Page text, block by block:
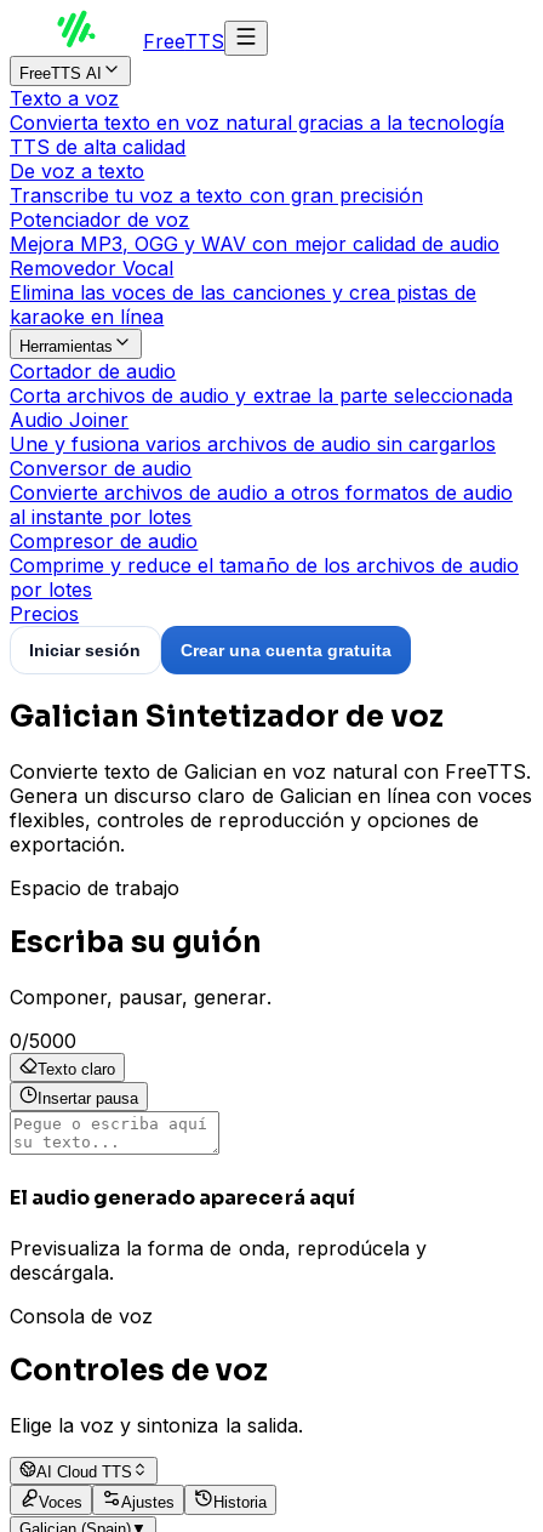
FreeTTS
FreeTTS AI
Texto a voz
Convierta texto en voz natural gracias a la tecnología
TTS de alta calidad
De voz a texto
Transcribe tu voz a texto con gran precisión
Potenciador de voz
Mejora MP3, OGG y WAV con mejor calidad de audio
Removedor Vocal
Elimina las voces de las canciones y crea pistas de
karaoke en línea
Herramientas
Cortador de audio
Corta archivos de audio y extrae la parte seleccionada
Audio Joiner
Une y fusiona varios archivos de audio sin cargarlos
Conversor de audio
Convierte archivos de audio a otros formatos de audio
al instante por lotes
Compresor de audio
Comprime y reduce el tamaño de los archivos de audio
por lotes
Precios
Iniciar sesión Crear una cuenta gratuita
Galician Sintetizador de voz
Convierte texto de Galician en voz natural con FreeTTS.
Genera un discurso claro de Galician en línea con voces
flexibles, controles de reproducción y opciones de
exportación.
Espacio de trabajo
Escriba su guión
Componer, pausar, generar.
0/5000
Texto claro
Insertar pausa
El audio generado aparecerá aquí
Previsualiza la forma de onda, reprodúcela y
descárgala.
Consola de voz
Controles de voz
Elige la voz y sintoniza la salida.
AI Cloud TTS
Voces
Ajustes
Historia